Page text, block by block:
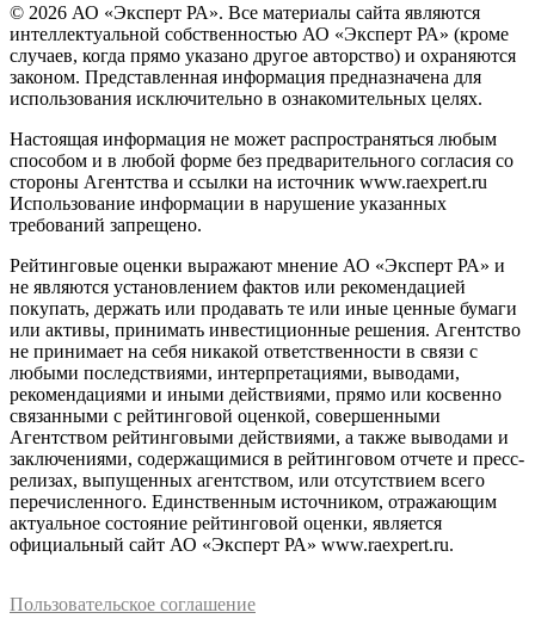
© 2026 АО «Эксперт РА». Все материалы сайта являются
интеллектуальной собственностью АО «Эксперт РА» (кроме
случаев, когда прямо указано другое авторство) и охраняются
законом. Представленная информация предназначена для
использования исключительно в ознакомительных целях.
Настоящая информация не может распространяться любым
способом и в любой форме без предварительного согласия со
стороны Агентства и ссылки на источник www.raexpert.ru
Использование информации в нарушение указанных
требований запрещено.
Рейтинговые оценки выражают мнение АО «Эксперт РА» и
не являются установлением фактов или рекомендацией
покупать, держать или продавать те или иные ценные бумаги
или активы, принимать инвестиционные решения. Агентство
не принимает на себя никакой ответственности в связи с
любыми последствиями, интерпретациями, выводами,
рекомендациями и иными действиями, прямо или косвенно
связанными с рейтинговой оценкой, совершенными
Агентством рейтинговыми действиями, а также выводами и
заключениями, содержащимися в рейтинговом отчете и пресс-
релизах, выпущенных агентством, или отсутствием всего
перечисленного. Единственным источником, отражающим
актуальное состояние рейтинговой оценки, является
официальный сайт АО «Эксперт РА» www.raexpert.ru.
Пользовательское соглашение